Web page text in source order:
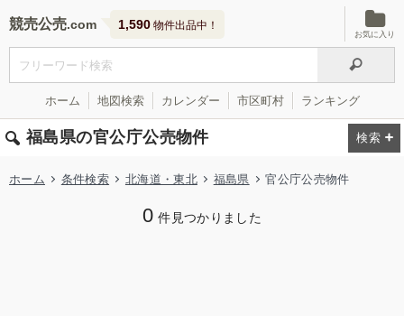
競売公売 1,590 物件出品中！
お気に入り
ホーム 地図検索 カレンダー 市区町村 ランキング
福島県の官公庁公売物件
ホーム 条件検索 北海道・東北 福島県 官公庁公売物件
0 件見つかりました